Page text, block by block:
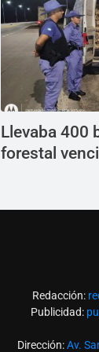
Llevaba 400
forestal
Redacción:
Publicidad:
Dirección:Av.